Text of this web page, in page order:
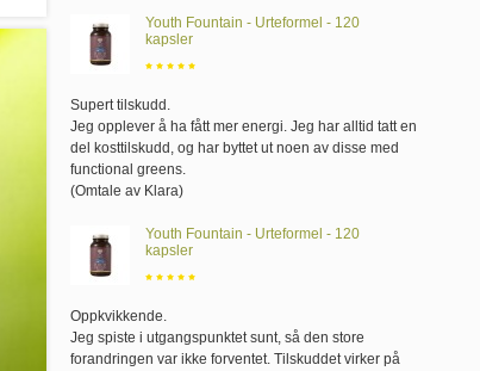
Youth Fountain - Urteformel - 120
kapsler
Supert tilskudd .
Jeg opplever å ha fått mer energi. Jeg har alltid tatt en
del kosttilskudd, og har byttet ut noen av disse med
functional greens.
(Omtale av Klara)
Youth Fountain - Urteformel - 120
kapsler
Oppkvikkende.
Jeg spiste i utgangspunktet sunt, så den store
forandringen var ikke forventet. Tilskuddet virker på